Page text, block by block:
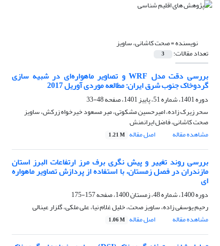
نویسنده =صحت کاشانی، ساویز
تعداد مقالات: 3
بررسی دقت مدل WRF و تصاویر ماهواره‌ای در شبیه سازی
گرد‌و‌خاک جنوب شرق ایران: مطالعه موردی آوریل 2017
دوره 1401، شماره 51، پاییز 1401، صفحه
48-33
سحر زیرک زاده، امیرحسین مشکوتی، میر مسعود خیرخواه زرکش، ساویز
صحت کاشانی، فاضل ایرانمنش
مشاهده مقاله
اصل مقاله 1.21 M
بررسی روند تغییر و پیش نگری برف مرز ارتفاعات البرز استان
مازندران در فصل زمستان، با استفاده از پردازش تصاویر ماهواره
ای
دوره 1400، شماره 48، زمستان 1400، صفحه
157-175
رحیم یوسفی زاده، ساویز صحت، خلیل غلام نیا، علی ملکی، گلزار عینالی
مشاهده مقاله
اصل مقاله 1.06 M